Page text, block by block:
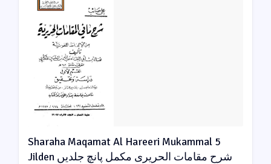
Sharaha Maqamat Al Hareeri Mukammal 5
Jilden شرح مقامات الحریری مکمل پانچ جلدیں